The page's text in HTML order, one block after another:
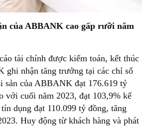
của ABBANK cao gấp rưỡi năm
tài chính được kiểm toán, kết thúc
ghi nhận tăng trưởng tại các chỉ số
sản của ABBANK đạt 176.619 tỷ
với cuối năm 2023, đạt 103,9% kế
dụng đạt 110.099 tỷ đồng, tăng
Huy động từ khách hàng và phát